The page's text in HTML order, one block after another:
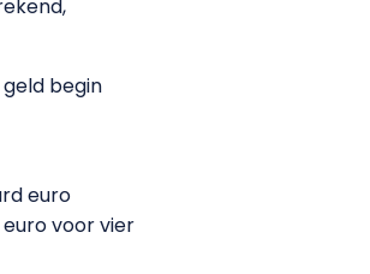
begin
euro
voor vier